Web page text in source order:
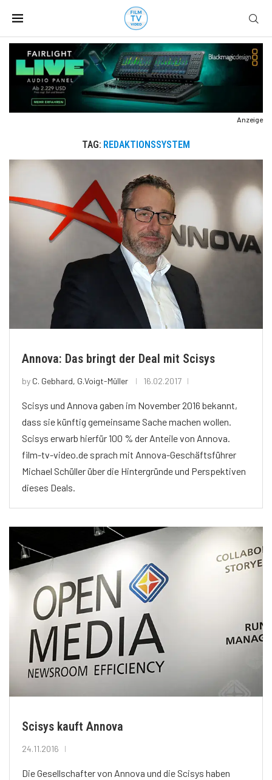
Anzeige
TAG: REDAKTIONSSYSTEM
Annova: Das bringt der Deal mit Scisys
by C. Gebhard, G.Voigt-Müller 16.02.2017
Scisys und Annova gaben im November 2016 bekannt,
dass sie künftig gemeinsame Sache machen wollen.
Scisys erwarb hierfür 100 % der Anteile von Annova.
film-tv-video.de sprach mit Annova-Geschäftsführer
Michael Schüller über die Hintergründe und Perspektiven
dieses Deals.
Scisys kauft Annova
24.11.2016
Die Gesellschafter von Annova und die Scisys haben